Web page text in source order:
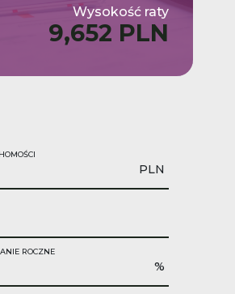
Wysokość raty
9,652 PLN
PLN
ROCZNE
%